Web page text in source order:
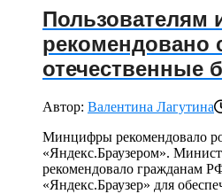
Пользователям
рекомендовано
отечественные
Автор: Валентина Лагутина
Минцифры рекомендовало
«Яндекс.Браузером».
рекомендовало гражданам
«Яндекс.Браузер» для